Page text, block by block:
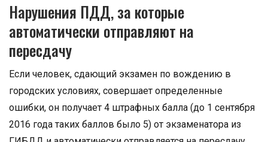
Нарушения ПДД, за которые
автоматически отправляют на
пересдачу
Если человек, сдающий экзамен по вождению в
городских условиях, совершает определенные
ошибки, он получает 4 штрафных балла (до 1 сентября
2016 года таких баллов было 5) от экзаменатора из